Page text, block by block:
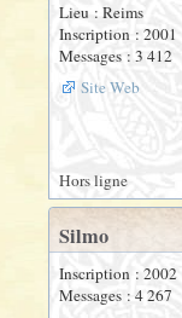
Lieu : Reims
Inscription : 2001
Messages : 3 412
Site Web
Hors ligne
Silmo
Inscription : 2002
Messages : 4 267